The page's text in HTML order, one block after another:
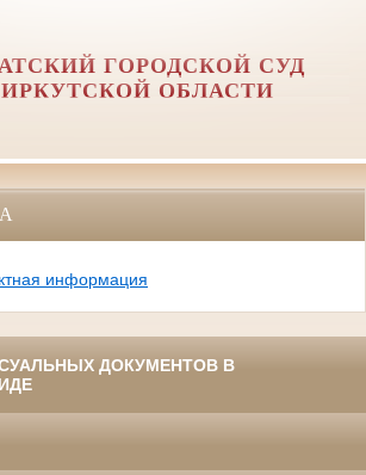
ГОРОДСКОЙ СУД
ИРКУТСКОЙ ОБЛАСТИ
информация
ДОКУМЕНТОВ В